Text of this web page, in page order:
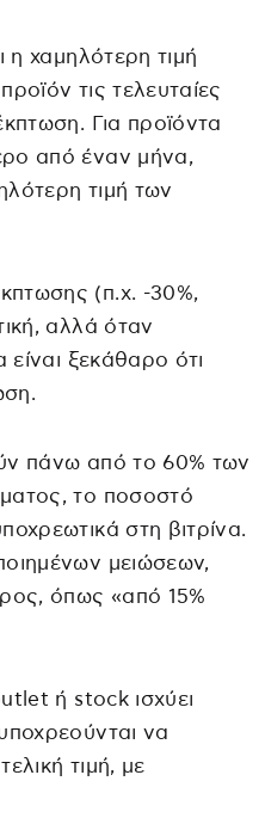
η χαμηλότερη τιμή
τις τελευταίες
Για προϊόντα
από έναν μήνα,
τιμή των
(π.χ. -30%,
αλλά όταν
είναι ξεκάθαρο ότι
πάνω από το 60% των
το ποσοστό
στη βιτρίνα.
μειώσεων,
όπως «από 15%
ή stock ισχύει
να
τιμή, με